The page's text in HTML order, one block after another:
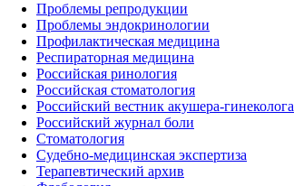
Проблемы репродукции
Проблемы эндокринологии
Профилактическая медицина
Респираторная медицина
Российская ринология
Российская стоматология
Российский вестник акушера-гинеколога
Российский журнал боли
Стоматология
Судебно-медицинская экспертиза
Терапевтический архив